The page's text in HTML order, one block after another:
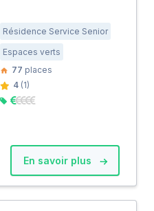
Résidence Service Senior
Espaces verts
77 places
4 (1)
En savoir plus